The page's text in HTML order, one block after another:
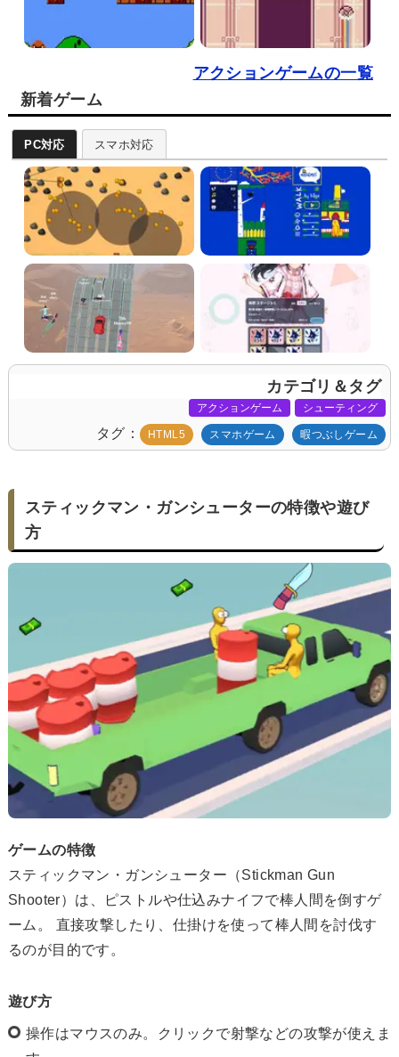
アクションゲームの一覧
新着ゲーム
PC対応 スマホ対応
カテゴリ＆タグ
アクションゲーム シューティング
タグ HTML5 スマホゲーム 暇つぶしゲーム
スティックマン・ガンシューターの特徴や遊び
方
ゲームの特徴
スティックマン・ガンシューター（Stickman Gun
Shooter）は、ピストルや仕込みナイフで棒人間を倒すゲ
ーム。 直接攻撃したり、仕掛けを使って棒人間を討伐す
るのが目的です。
遊び方
操作はマウスのみ。クリックで射撃などの攻撃が使えま